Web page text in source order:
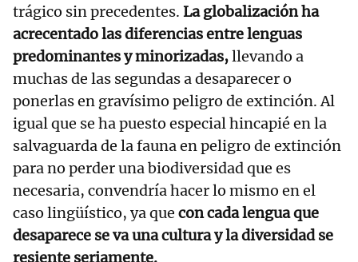
trágico sin precedentes. La globalización ha
acrecentado las diferencias entre lenguas
predominantes y minorizadas,llevando a
muchas de las segundas a desaparecer o
ponerlas en gravísimo peligro de extinción. Al
igual que se ha puesto especial hincapié en la
salvaguarda de la fauna en peligro de extinción
para no perder una biodiversidad que es
necesaria, convendría hacer lo mismo en el
caso lingüístico, ya que con cada lengua que
desaparece se va una cultura y la diversidad se
resiente seriamente.